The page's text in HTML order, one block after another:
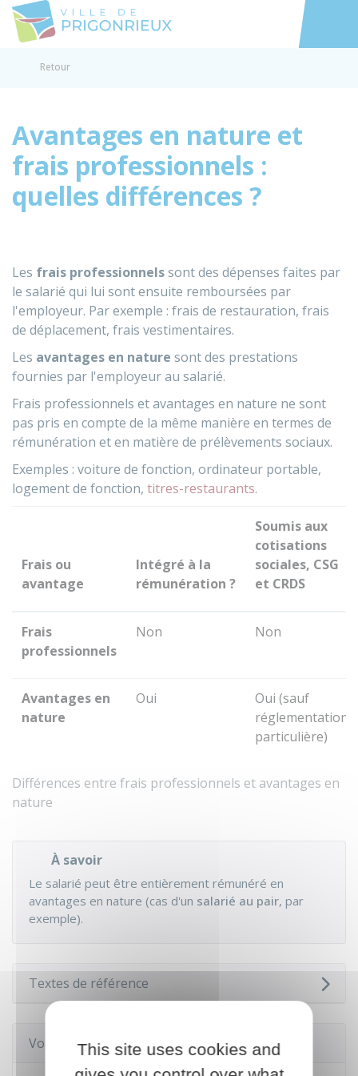
Accéder
Retour
Avantages en nature et
frais professionnels :
quelles différences ?
Les frais professionnelssont des dépenses faites par
le salarié qui lui sont ensuite remboursées par
l'employeur. Par exemple : frais de restauration, frais
de déplacement, frais vestimentaires.
Les avantages en nature sont des prestations
fournies par l'employeur au salarié.
Frais professionnels et avantages en nature ne sont
pas pris en compte de la même manière en termes de
rémunération et en matière de prélèvements sociaux.
Exemples : voiture de fonction, ordinateur portable,
logement de fonction, titres-restaurants.
Différences entre frais professionnels et avantages en
nature
Frais ou
avantage
Intégré à la
rémunération ?
Soumis aux
cotisations
sociales, CSG
et CRDS
Frais
professionnels
Non Non
Avantages en
nature
Oui
Oui (sauf
réglementation
particulière)
À savoir
Le salarié peut être entièrement rémunéré en
avantages en nature (cas d'un salarié au pair, par
exemple).
Textes de référence
Voir aussiThis site uses cookies and